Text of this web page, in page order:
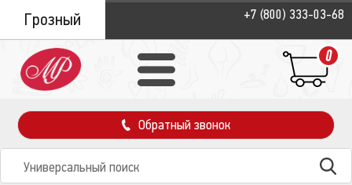
Грозный +7 (800) 333-03-68
0
Обратный звонок